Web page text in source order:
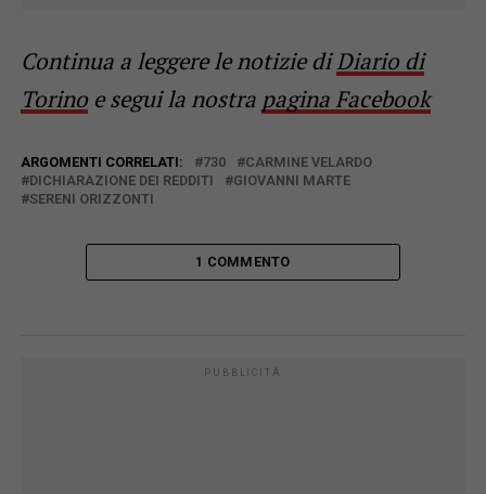
Continua a leggere le notizie diDiario di
Torinoe segui la nostra pagina Facebook
ARGOMENTI CORRELATI: 730
CARMINE VELARDO
DICHIARAZIONE DEI REDDITI
GIOVANNI MARTE
SERENI ORIZZONTI
1 COMMENTO
PUBBLICITÀ